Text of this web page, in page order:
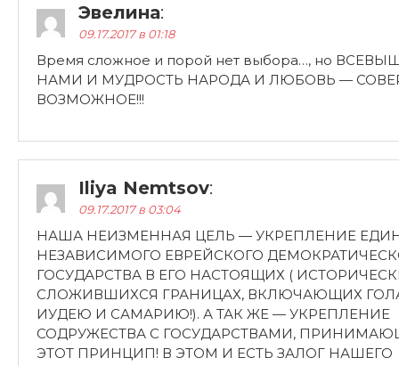
Эвелина:
09.17.2017 в 01:18
Время сложное и порой нет выбора…, но
НАМИ И МУДРОСТЬ НАРОДА И ЛЮБОВЬ —
ВОЗМОЖНОЕ!!!
Iliya Nemtsov:
09.17.2017 в 03:04
НАША НЕИЗМЕННАЯ ЦЕЛЬ — УКРЕПЛЕНИЕ
НЕЗАВИСИМОГО ЕВРЕЙСКОГО
ГОСУДАРСТВА В ЕГО НАСТОЯЩИХ (
СЛОЖИВШИХСЯ ГРАНИЦАХ, ВКЛЮЧАЮЩИХ
ИУДЕЮ И САМАРИЮ!). А ТАК ЖЕ — УКРЕПЛЕНИЕ
СОДРУЖЕСТВА С ГОСУДАРСТВАМИ,
ЭТОТ ПРИНЦИП! В ЭТОМ И ЕСТЬ ЗАЛОГ НАШЕГО